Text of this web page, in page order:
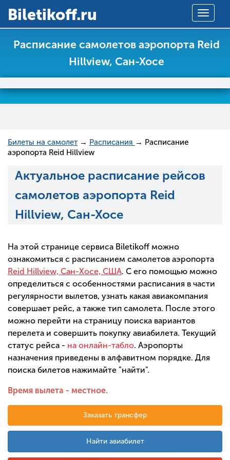
Toggle
Вiletikoff.ru
Расписание самолетов аэропорта Reid
Hillview, Сан-Хосе
Билеты на самолет → Расписания → Расписание
аэропорта Reid Hillview
Актуальное расписание рейсов
самолетов аэропорта Reid
Hillview, Сан-Хосе
На этой странице сервиса Biletikoff можно
ознакомиться с расписанием самолетов аэропорта
Reid Hillview, Сан-Хосе, США. С его помощью можно
определиться с особенностями расписания в части
регулярности вылетов, узнать какая авиакомпания
совершает рейс, а также тип самолета. После этого
можно перейти на страницу поиска вариантов
перелета и совершить покупку авиабилета. Текущий
статус рейса - на онлайн-табло. Аэропорты
назначения приведены в алфавитном порядке. Для
поиска билетов нажимайте "найти".
Время вылета - местное.
Заказать трансфер
Найти авиабилет